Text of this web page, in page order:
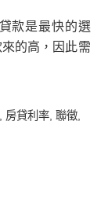
款是最快的選
的高，因此需
房貸利率 ,聯徵